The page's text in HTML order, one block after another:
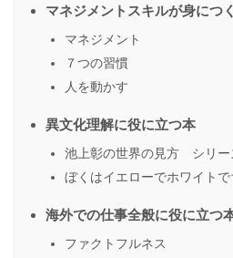
マネジメントスキルが身につ
マネジメント
７つの習慣
人を動かす
異文化理解に役に立つ本
池上彰の世界の見方 シリー
ぼくはイエローでホワイト
海外での仕事全般に役に立つ
ファクトフルネス